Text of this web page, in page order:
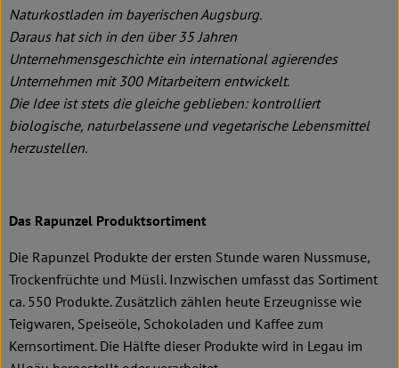
Naturkostladen im bayerischen Augsburg.
Daraus hat sich in den über 35 Jahren
Unternehmensgeschichte ein international agierendes
Unternehmen mit 300 Mitarbeitern entwickelt.
Die Idee ist stets die gleiche geblieben: kontrolliert
biologische, naturbelassene und vegetarische Lebensmittel
herzustellen.
Das Rapunzel Produktsortiment
Die Rapunzel Produkte der ersten Stunde waren Nussmuse,
Trockenfrüchte und Müsli. Inzwischen umfasst das Sortiment
ca. 550 Produkte. Zusätzlich zählen heute Erzeugnisse wie
Teigwaren, Speiseöle, Schokoladen und Kaffee zum
Kernsortiment. Die Hälfte dieser Produkte wird in Legau im